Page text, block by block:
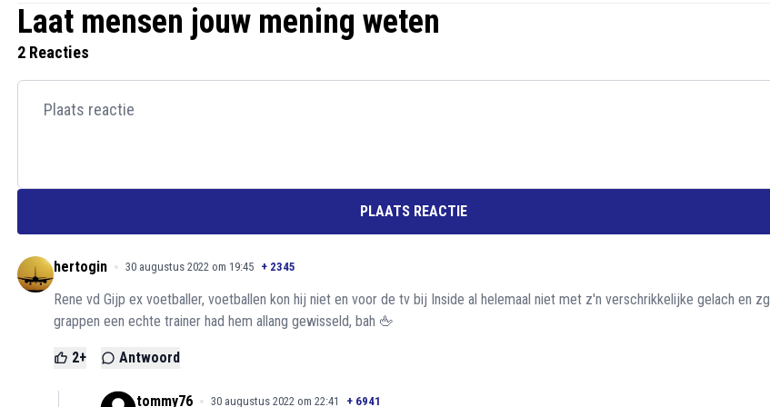
Laat mensen jouw mening weten
2 Reacties
PLAATS REACTIE
hertogin 30 augustus 2022 om 19:45 + 2345
Rene vd Gijp ex voetballer, voetballen kon hij niet en voor de tv bij Inside al helemaal niet met z'n verschrikkelijke gelach en zg
grappen een echte trainer had hem allang gewisseld, bah 🖕
2+ Antwoord
tommy76 30 augustus 2022 om 22:41 + 6941